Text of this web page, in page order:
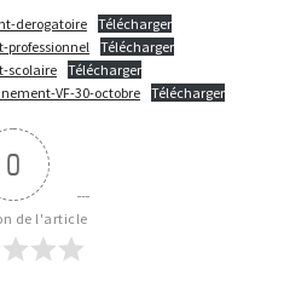
derogatoire Télécharger
professionnel Télécharger
scolaire Télécharger
VF-30-octobre Télécharger
0
de l'article